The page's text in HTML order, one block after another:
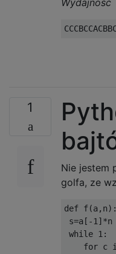
Wydajność
1
Nie jestem
golfa, ze
def f(a, n):
s=a [-1 ]*n
while 1 :
for c